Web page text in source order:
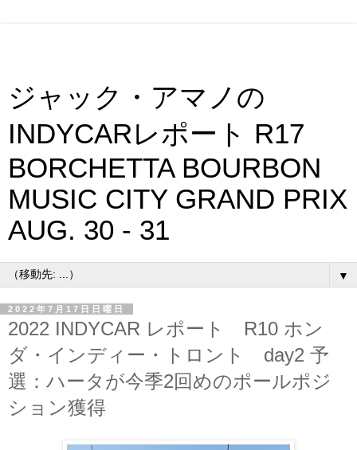
ジャック・アマノの
INDYCARレポート R17
BORCHETTA BOURBON
MUSIC CITY GRAND PRIX
AUG. 30 - 31
▼
2022年7月17日日曜日
2022 INDYCAR レポート R10 ホン
ダ・インディー・トロント day2 予
選：ハータが今季2回めのポールポジ
ション獲得